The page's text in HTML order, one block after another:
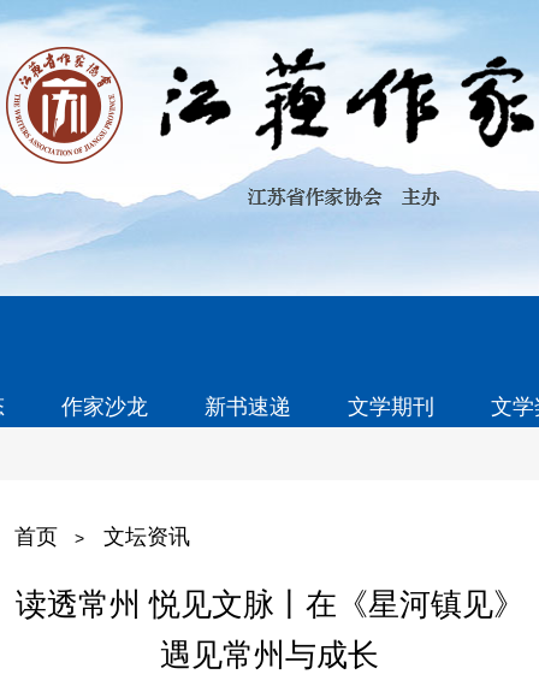
作家沙龙 新书速递 文学期刊 文
首页 > 文坛资讯
读透常州 悦见文脉丨在《星河镇见》
遇见常州与成长